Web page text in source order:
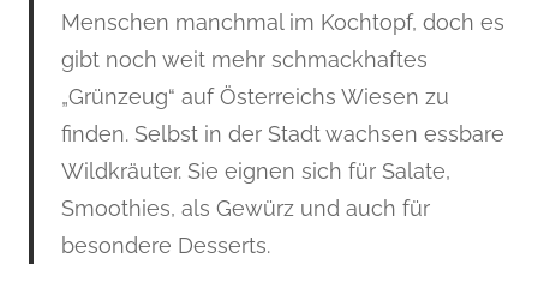
Menschen manchmal im Kochtopf, doch es
gibt noch weit mehr schmackhaftes
„Grünzeug“ auf Österreichs Wiesen zu
finden. Selbst in der Stadt wachsen essbare
Wildkräuter. Sie eignen sich für Salate,
Smoothies, als Gewürz und auch für
besondere Desserts.